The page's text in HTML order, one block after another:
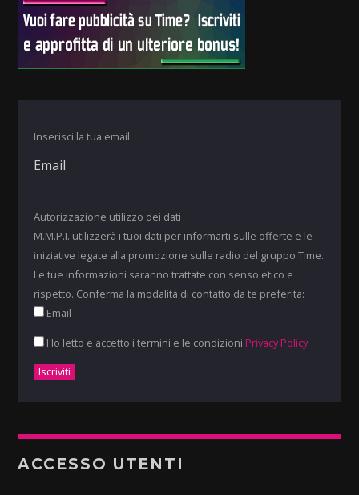
Inserisci la tua email:
Autorizzazione utilizzo dei dati
M.M.P.I. utilizzerà i tuoi dati per informarti sulle offerte e le
iniziative legate alla promozione sulle radio del gruppo Time.
Le tue informazioni saranno trattate con senso etico e
rispetto. Conferma la modalità di contatto da te preferita:
Email
Ho letto e accetto i termini e le condizioni Privacy Policy
ACCESSO UTENTI